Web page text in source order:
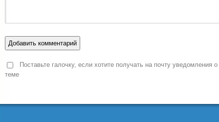
Поставьте галочку, если хотите получать на почту уведомления
теме